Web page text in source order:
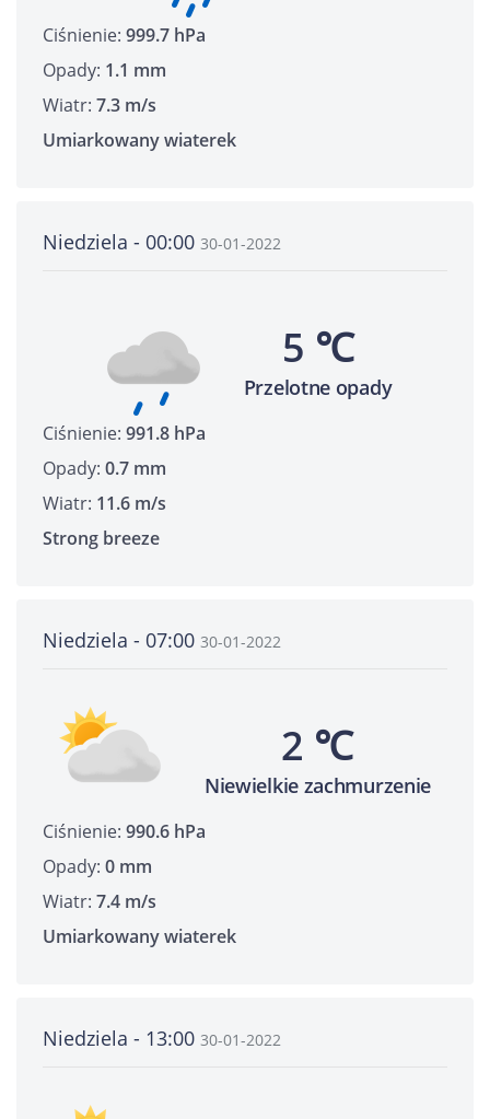
Ciśnienie: 999.7 hPa
Opady: 1.1 mm
Wiatr: 7.3 m/s
Umiarkowany wiaterek
Niedziela - 00:00 30-01-2022
5 ℃
Przelotne opady
Ciśnienie: 991.8 hPa
Opady: 0.7 mm
Wiatr: 11.6 m/s
Strong breeze
Niedziela - 07:00 30-01-2022
2 ℃
Niewielkie zachmurzenie
Ciśnienie: 990.6 hPa
Opady: 0 mm
Wiatr: 7.4 m/s
Umiarkowany wiaterek
Niedziela - 13:00 30-01-2022